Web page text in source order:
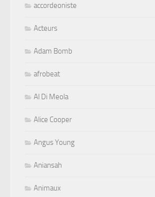
accordeoniste
Acteurs
Adam Bomb
afrobeat
Al Di Meola
Alice Cooper
Angus Young
Aniansah
Animaux